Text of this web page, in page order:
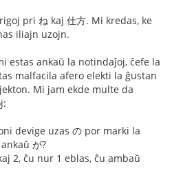
pri ね kaj 仕方. Mi kredas, ke
iliajn uzojn.
estas ankaŭ la notindaĵoj, ĉefe la
malfacila afero elekti la ĝustan
Mi jam ekde multe da
devige uzas の por marki la
が?
2, ĉu nur 1 eblas, ĉu ambaŭ